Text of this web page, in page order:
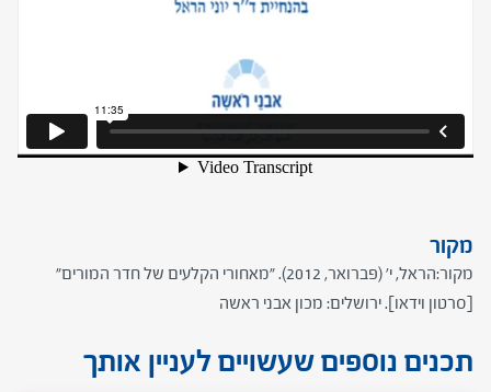
מקור
מקור:הראל, י' (פברואר, 2012). "מאחורי הקלעים של חדר המורים"
[סרטון וידאו]. ירושלים: מכון אבני ראשה
תכנים נוספים שעשויים לעניין אותך